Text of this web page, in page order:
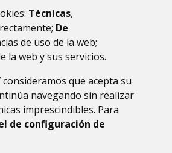
Técnicas,
De
de uso de la web;
la web y sus servicios.
consideramos que acepta su
navegando sin realizar
imprescindibles. Para
de configuración de
provincial de
huesca